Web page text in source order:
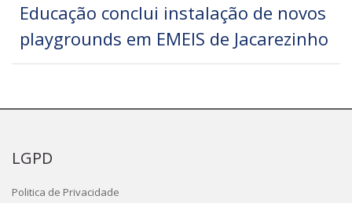
Educação conclui instalação de novos
playgrounds em EMEIS de Jacarezinho
LGPD
Politica de Privacidade